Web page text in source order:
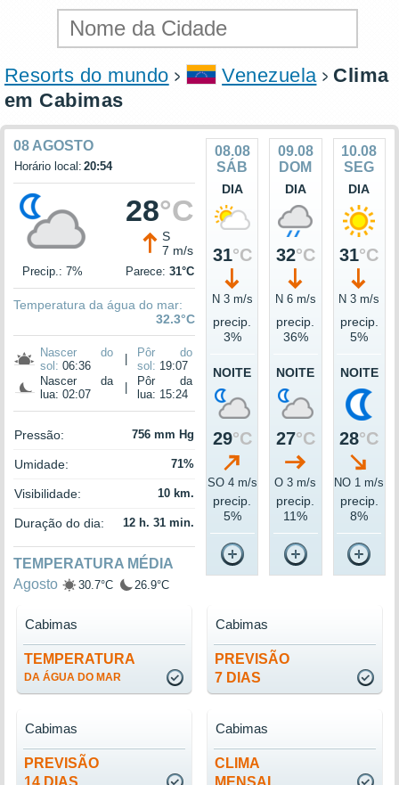
Resorts do mundo Venezuela
Clima
em Cabimas
08 AGOSTO
Horário local: 20:54
28°C
S
7 m/s
Precip.: 7% Parece: 31°C
Temperatura da água do mar:
32.3°C
Nascer do
sol: 06:36
Pôr do
sol: 19:07
Nascer da
lua: 02:07
Pôr da
lua: 15:24
Pressão: 756 mm Hg
Umidade: 71%
Visibilidade: 10 km.
Duração do dia: 12 h. 31 min.
TEMPERATURA MÉDIA
Agosto
30.7°C 26.9°C
08.08
SÁB
DIA
31°C
N 3 m/s
precip.
3%
NOITE
29°C
SO 4 m/s
precip.
5%
09.08
DOM
DIA
32°C
N 6 m/s
precip.
36%
NOITE
27°C
O 3 m/s
precip.
11%
10.08
SEG
DIA
31°C
N 3 m/s
precip.
5%
NOITE
28°C
NO 1 m/s
precip.
8%
TEMPERATURA
DA ÁGUA DO MAR
Cabimas
PREVISÃO
7 DIAS
Cabimas
PREVISÃO
Cabimas
CLIMA
Cabimas